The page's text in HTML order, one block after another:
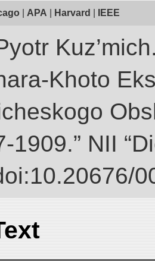
APA Harvard IEEE
Khoto
1909.” NII